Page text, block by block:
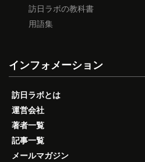
訪日ラボの教科書
用語集
インフォメーション
訪日ラボとは
運営会社
著者一覧
記事一覧
メールマガジン